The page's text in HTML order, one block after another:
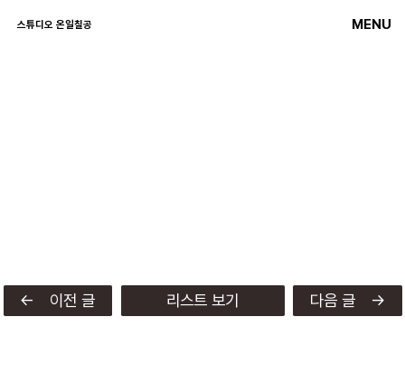
스튜디오 온일칠공 MENU
← 이전 글 리스트 보기 다음 글 →